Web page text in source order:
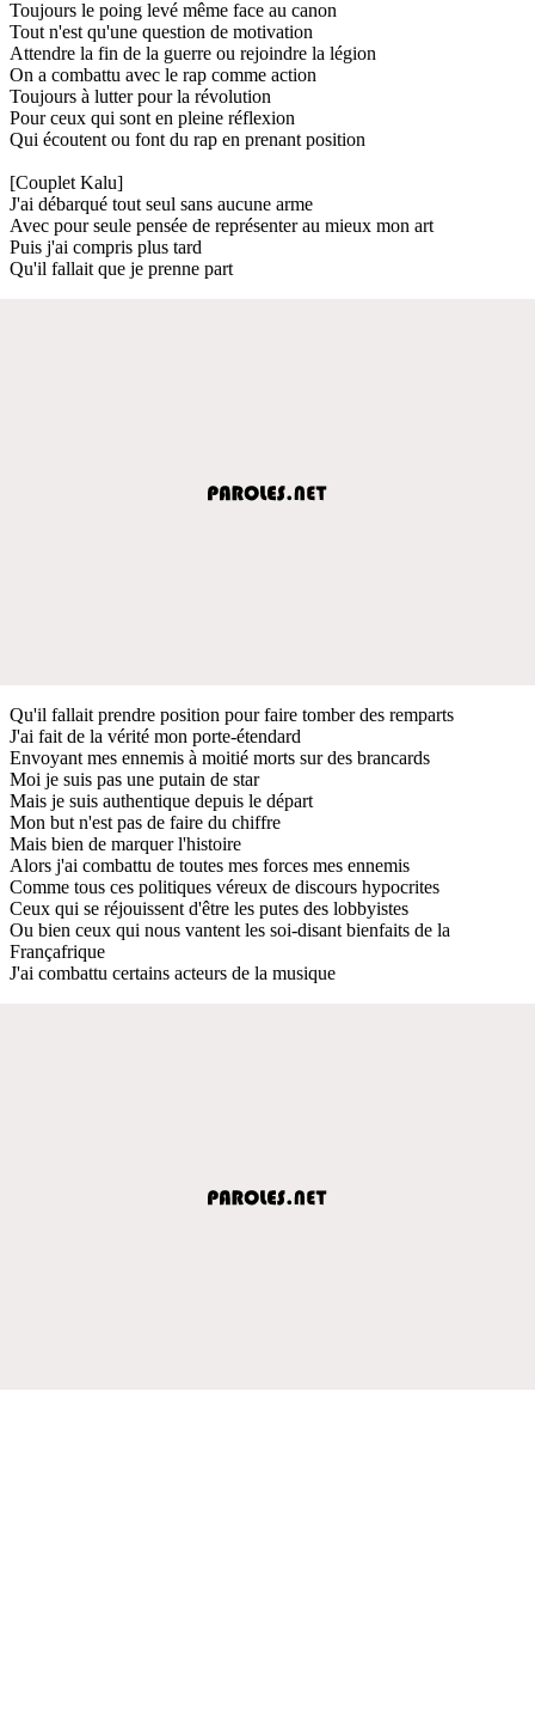
Toujours le poing levé même face au canon
Tout n'est qu'une question de motivation
Attendre la fin de la guerre ou rejoindre la légion
On a combattu avec le rap comme action
Toujours à lutter pour la révolution
Pour ceux qui sont en pleine réflexion
Qui écoutent ou font du rap en prenant position
[Couplet Kalu]
J'ai débarqué tout seul sans aucune arme
Avec pour seule pensée de représenter au mieux mon art
Puis j'ai compris plus tard
Qu'il fallait que je prenne part
Qu'il fallait prendre position pour faire tomber des remparts
J'ai fait de la vérité mon porte-étendard
Envoyant mes ennemis à moitié morts sur des brancards
Moi je suis pas une putain de star
Mais je suis authentique depuis le départ
Mon but n'est pas de faire du chiffre
Mais bien de marquer l'histoire
Alors j'ai combattu de toutes mes forces mes ennemis
Comme tous ces politiques véreux de discours hypocrites
Ceux qui se réjouissent d'être les putes des lobbyistes
Ou bien ceux qui nous vantent les soi-disant bienfaits de la
Françafrique
J'ai combattu certains acteurs de la musique